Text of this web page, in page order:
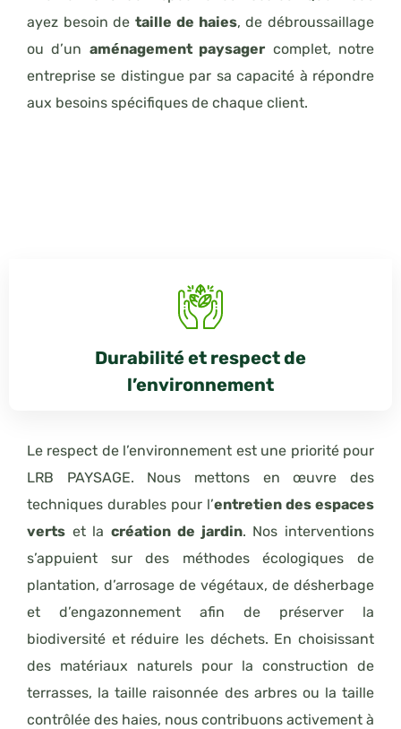
ayez besoin detaille de haies, de débroussaillage
ou d’un aménagement paysager complet, notre
entreprise se distingue par sa capacité à répondre
aux besoins spécifiques de chaque client.
Durabilité et respect de
l’environnement
Le respect de l’environnement est une priorité pour
LRB PAYSAGE. Nous mettons en œuvre des
techniques durables pour l’entretien des espaces
verts et lacréation de jardin. Nos interventions
s’appuient sur des méthodes écologiques de
plantation, d’arrosage de végétaux, de désherbage
et d’engazonnement afin de préserver la
biodiversité et réduire les déchets. En choisissant
des matériaux naturels pour la construction de
terrasses, la taille raisonnée des arbres ou la taille
contrôlée des haies, nous contribuons activement à